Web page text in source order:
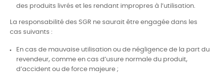
des produits livrés et les rendant impropres à l’utilisation.
La responsabilité des SGR ne saurait être engagée dans les
cas suivants :
En cas de mauvaise utilisation ou de négligence de la part du
revendeur, comme en cas d’usure normale du produit,
d’accident ou de force majeure ;